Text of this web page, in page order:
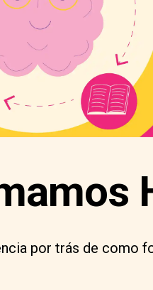
por trás de como